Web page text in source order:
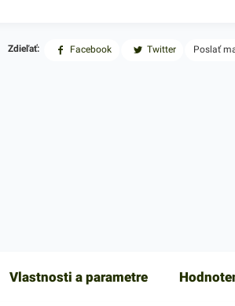
Zdieľať: Facebook Twitter Poslať
Vlastnosti a parametre